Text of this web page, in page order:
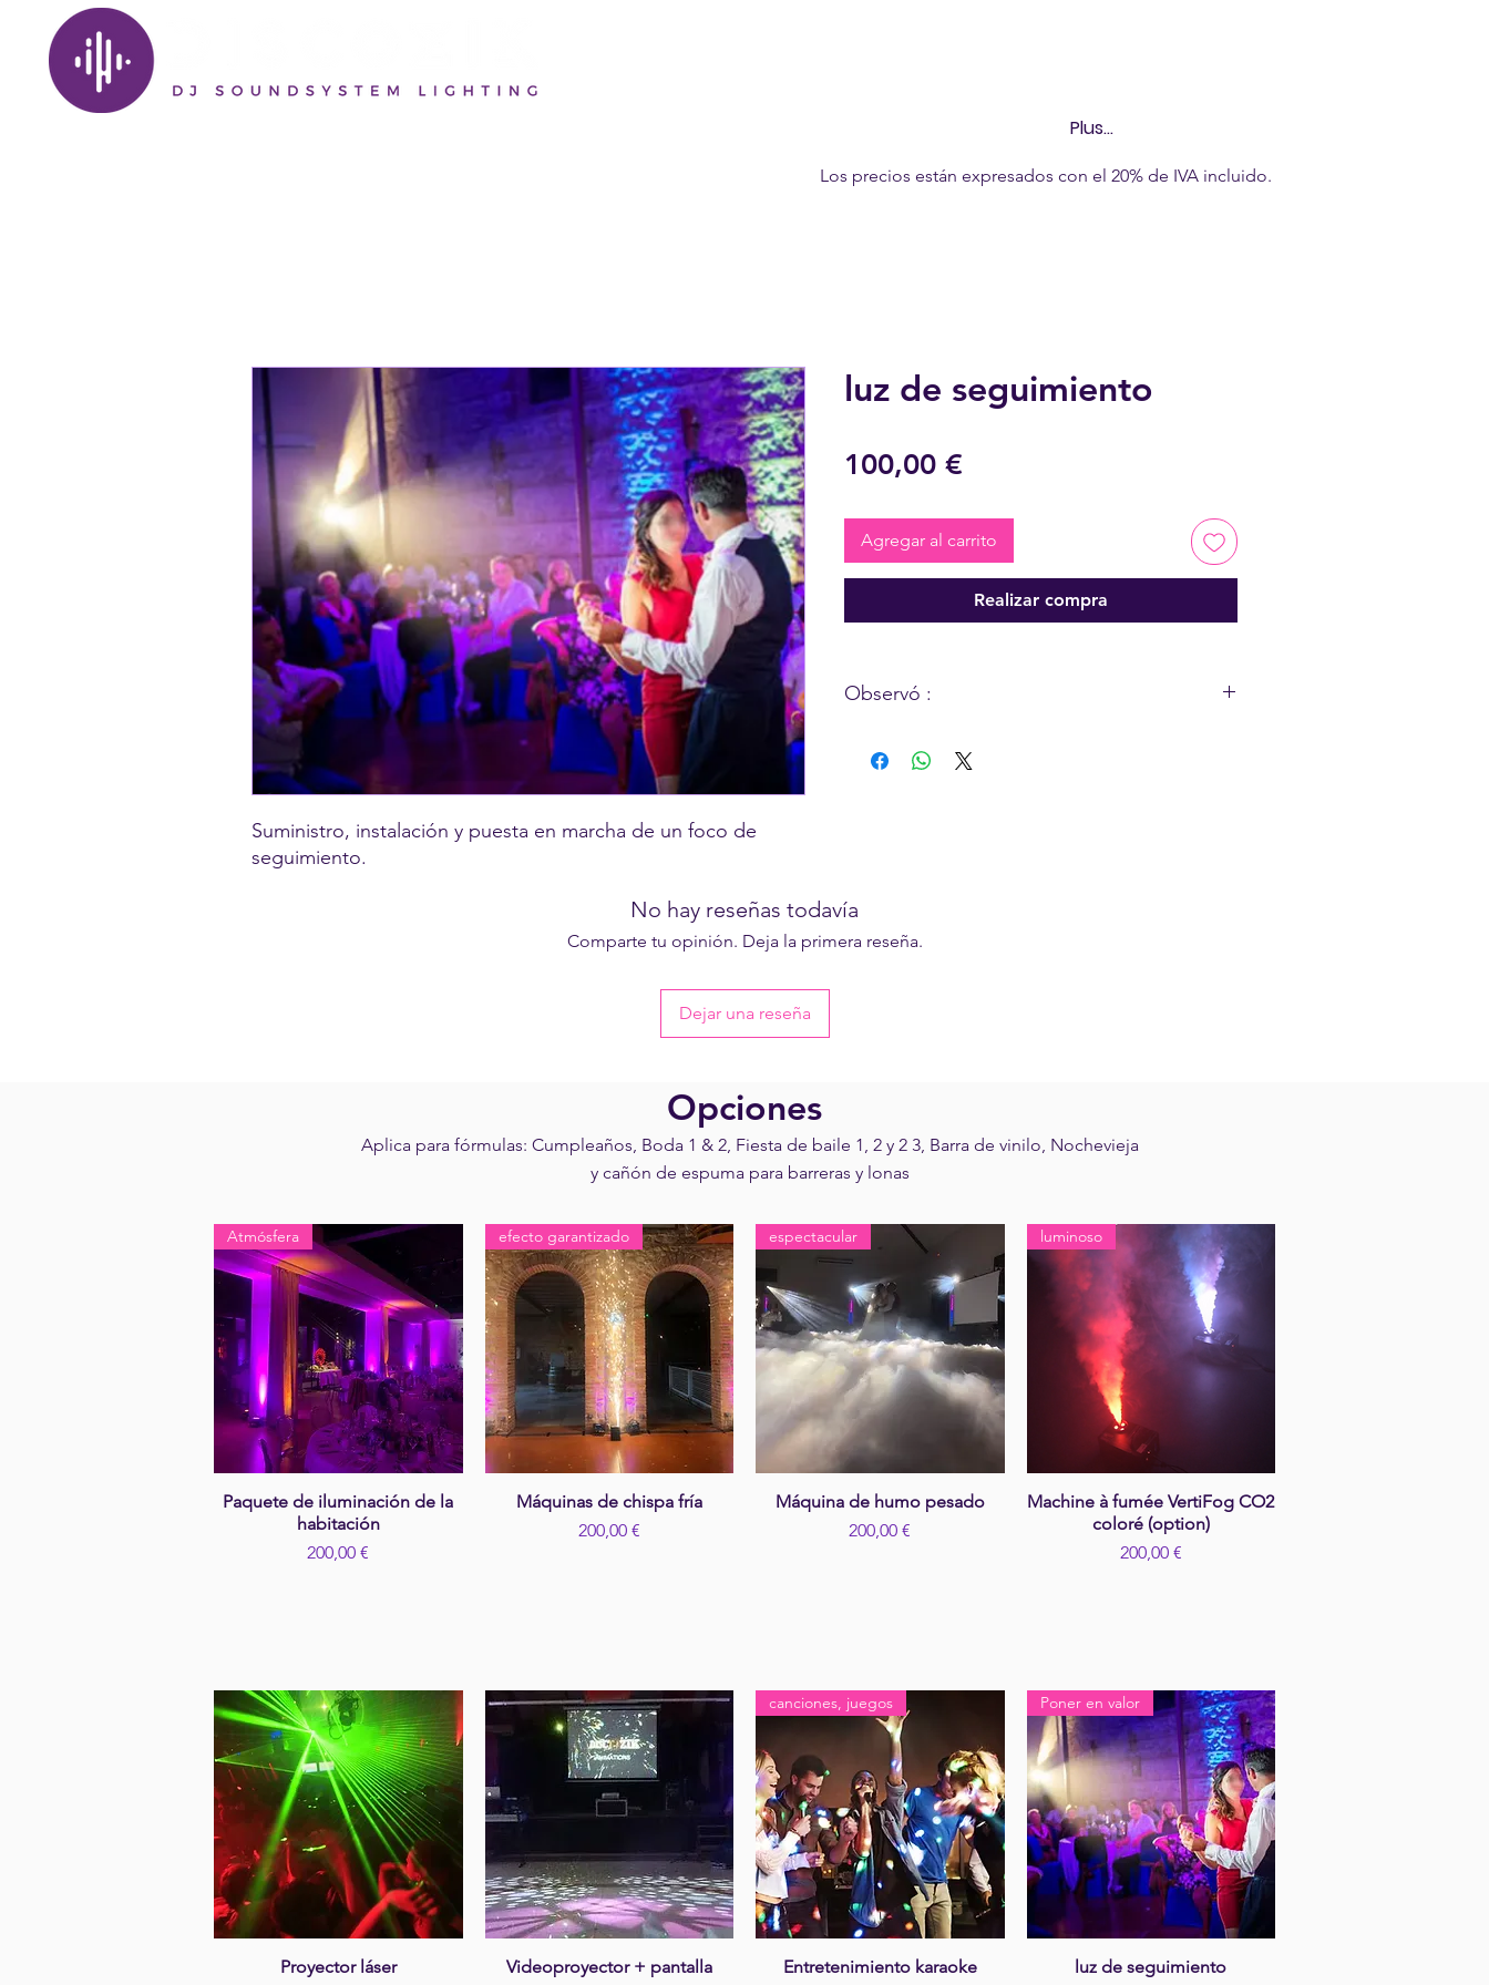
Plus...
Los precios están expresados con el 20% de IVA incluido.
Suministro, instalación y puesta en marcha de un foco de
seguimiento.
luz de seguimiento
100,00 €
Agregar al carrito
Realizar compra
Observó :
La cantidad debe ser igual a 1.
No hay reseñas todavía
Comparte tu opinión. Deja la primera reseña.
Dejar una reseña
Opciones
Aplica para fórmulas: Cumpleaños, Boda 1 & 2, Fiesta de baile 1, 2 y 2 3, Barra de vinilo, Nochevieja
y cañón de espuma para barreras y lonas
Vista rápida
Atmósfera
Paquete de iluminación de la
habitación
Precio
200,00 €
Vista rápida
efecto garantizado
Máquinas de chispa fría
Precio
200,00 €
Vista rápida
espectacular
Máquina de humo pesado
Precio
200,00 €
Vista rápida
luminoso
Machine à fumée VertiFog CO2
coloré (option)
Precio
200,00 €
Vista rápida
Proyector láser
Vista rápida
Videoproyector + pantalla
Vista rápida
canciones, juegos
Entretenimiento karaoke
Vista rápida
Poner en valor
luz de seguimiento